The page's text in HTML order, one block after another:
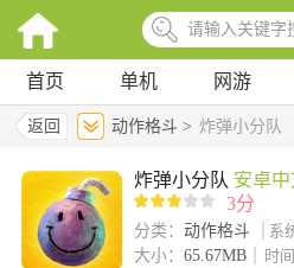
首页 单机 网游
返回 动作格斗 > 炸弹小分队
炸弹小分队 安卓中
3分
分类： 动作格斗 系
大小： 65.67MB 时间